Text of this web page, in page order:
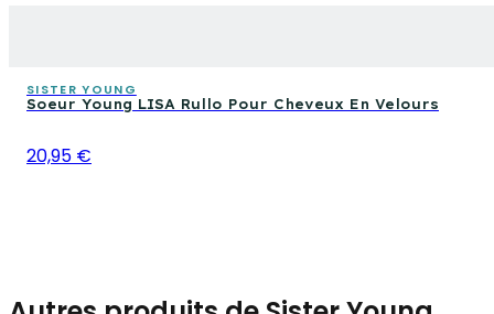
SISTER YOUNG
Soeur Young LISA Rullo Pour Cheveux En Velours
20,95 €